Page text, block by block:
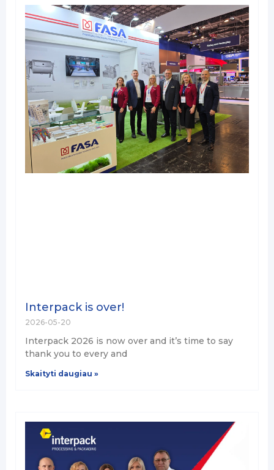
Interpack is over!
2026-05-20
Interpack 2026 is now over and it’s time to say
thank you to every and
Skaityti daugiau »